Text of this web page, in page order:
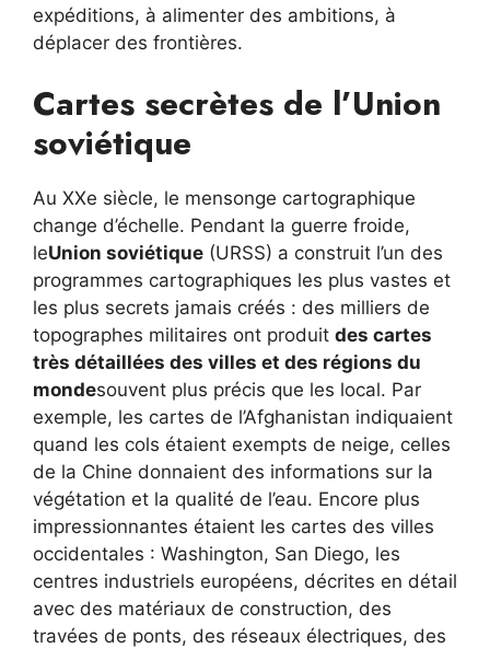
expéditions, à alimenter des ambitions, à
déplacer des frontières.
Cartes secrètes de l’Union
soviétique
Au XXe siècle, le mensonge cartographique
change d’échelle. Pendant la guerre froide,
leUnion soviétique (URSS) a construit l’un des
programmes cartographiques les plus vastes et
les plus secrets jamais créés : des milliers de
topographes militaires ont produit des cartes
très détaillées des villes et des régions du
mondesouvent plus précis que les local. Par
exemple, les cartes de l’Afghanistan indiquaient
quand les cols étaient exempts de neige, celles
de la Chine donnaient des informations sur la
végétation et la qualité de l’eau. Encore plus
impressionnantes étaient les cartes des villes
occidentales : Washington, San Diego, les
centres industriels européens, décrites en détail
avec des matériaux de construction, des
travées de ponts, des réseaux électriques, des